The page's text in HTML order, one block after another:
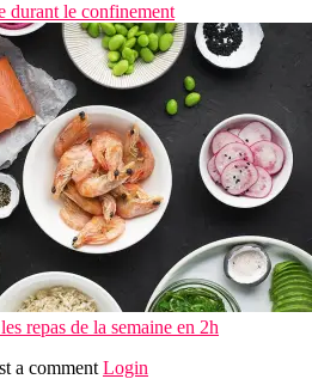
durant le confinement
repas de la semaine en 2h
a comment Login